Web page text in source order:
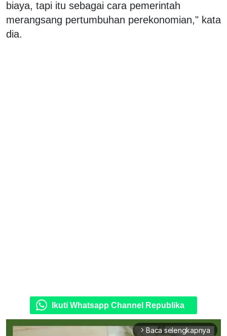
biaya, tapi itu sebagai cara pemerintah
merangsang pertumbuhan perekonomian," kata
dia.
Ikuti Whatsapp Channel Republika
arrow_forward_ios Baca selengkapnya